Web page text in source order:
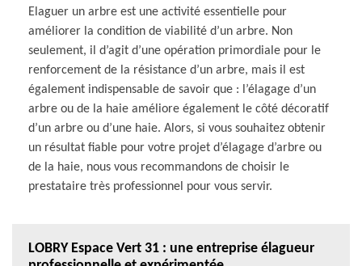
Elaguer un arbre est une activité essentielle pour
améliorer la condition de viabilité d’un arbre. Non
seulement, il d’agit d’une opération primordiale pour le
renforcement de la résistance d’un arbre, mais il est
également indispensable de savoir que : l’élagage d’un
arbre ou de la haie améliore également le côté décoratif
d’un arbre ou d’une haie. Alors, si vous souhaitez obtenir
un résultat fiable pour votre projet d’élagage d’arbre ou
de la haie, nous vous recommandons de choisir le
prestataire très professionnel pour vous servir.
LOBRY Espace Vert 31 : une entreprise élagueur